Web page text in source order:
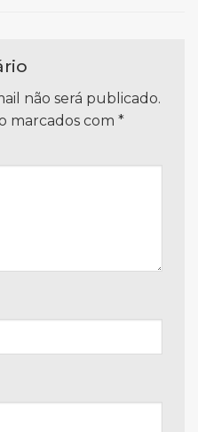
não será publicado.
marcados com *